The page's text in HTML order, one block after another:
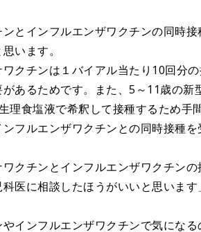
ンとインフルエンザワクチンの同時
います。
クチンは１バイアル当たり10回分
あるためです。また、5～11歳の新
理食塩液で希釈して接種するため手
フルエンザワクチンとの同時接種
クチンとインフルエンザワクチン
医に相談したほうがいいと思います
インフルエンザワクチンで気になる